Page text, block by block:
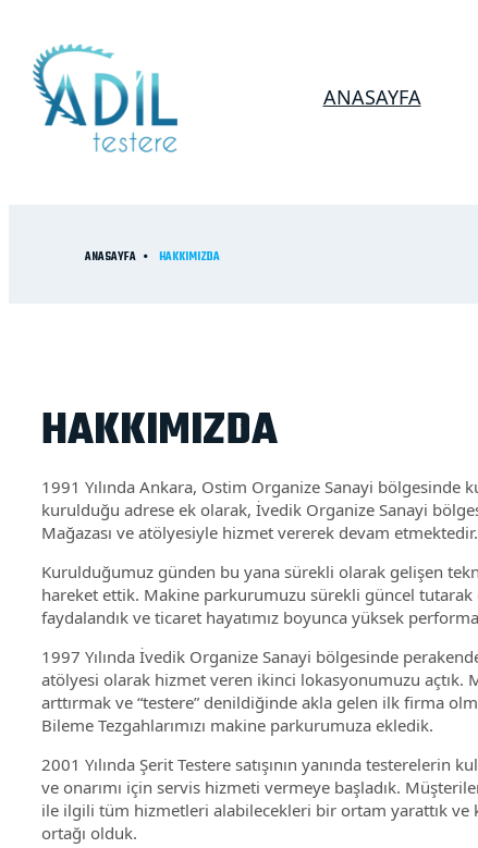
ANASAYFA
ANASAYFA HAKKIMIZDA
HAKKIMIZDA
1991 Yılında Ankara, Ostim Organize Sanayi bölgesinde
kurulduğu adrese ek olarak, İvedik Organize Sanayi
Mağazası ve atölyesiyle hizmet vererek devam etmektedir.
Kurulduğumuz günden bu yana sürekli olarak gelişen
hareket ettik. Makine parkurumuzu sürekli güncel
faydalandık ve ticaret hayatımız boyunca yüksek
1997 Yılında İvedik Organize Sanayi bölgesinde
atölyesi olarak hizmet veren ikinci lokasyonumuzu
arttırmak ve “testere” denildiğinde akla gelen ilk firma
Bileme Tezgahlarımızı makine parkurumuza ekledik.
2001 Yılında Şerit Testere satışının yanında testerelerin
ve onarımı için servis hizmeti vermeye başladık.
ile ilgili tüm hizmetleri alabilecekleri bir ortam yarattık ve
ortağı olduk.